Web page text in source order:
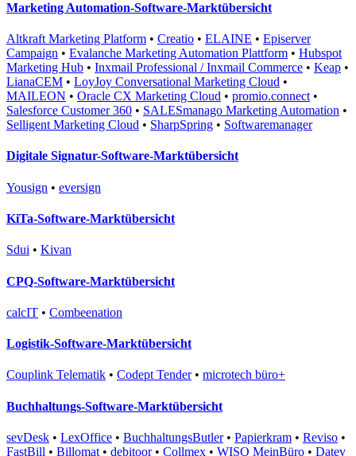
Marketing Automation-Software-Marktübersicht
Altkraft Marketing Platform • Creatio • ELAINE • Episerver
Campaign • Evalanche Marketing Automation Plattform • Hubspot
Marketing Hub • Inxmail Professional / Inxmail Commerce • Keap •
LianaCEM • LoyJoy Conversational Marketing Cloud •
MAILEON • Oracle CX Marketing Cloud • promio.connect •
Salesforce Customer 360 • SALESmanago Marketing Automation •
Selligent Marketing Cloud • SharpSpring • Softwaremanager
Digitale Signatur-Software-Marktübersicht
Yousign • eversign
KiTa-Software-Marktübersicht
Sdui • Kivan
CPQ-Software-Marktübersicht
calcIT • Combeenation
Logistik-Software-Marktübersicht
Couplink Telematik • Codept Tender• microtech büro+
Buchhaltungs-Software-Marktübersicht
sevDesk • LexOffice • BuchhaltungsButler• Papierkram • Reviso •
FastBill • Billomat • debitoor• Collmex • WISO MeinBüro • Datev